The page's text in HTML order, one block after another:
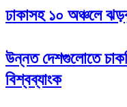
ঢাকাসহ ১০ অঞ্চলে
উন্নত দেশগুলোতে
বিশ্বব্যাংক